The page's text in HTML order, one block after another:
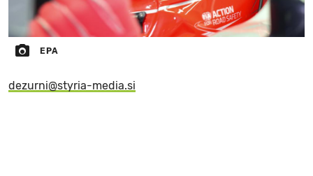
EPA
dezurni@styria-media.si